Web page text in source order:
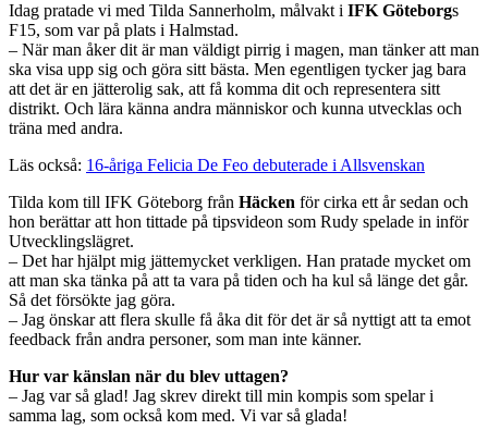
Idag pratade vi med Tilda Sannerholm, målvakt i IFK Göteborgs
F15, som var på plats i Halmstad.
– När man åker dit är man väldigt pirrig i magen, man tänker att man
ska visa upp sig och göra sitt bästa. Men egentligen tycker jag bara
att det är en jätterolig sak, att få komma dit och representera sitt
distrikt. Och lära känna andra människor och kunna utvecklas och
träna med andra.
Läs också: 16-åriga Felicia De Feo debuterade i Allsvenskan
Tilda kom till IFK Göteborg från Häcken för cirka ett år sedan och
hon berättar att hon tittade på tipsvideon som Rudy spelade in inför
Utvecklingslägret.
– Det har hjälpt mig jättemycket verkligen. Han pratade mycket om
att man ska tänka på att ta vara på tiden och ha kul så länge det går.
Så det försökte jag göra.
– Jag önskar att flera skulle få åka dit för det är så nyttigt att ta emot
feedback från andra personer, som man inte känner.
Hur var känslan när du blev uttagen?
– Jag var så glad! Jag skrev direkt till min kompis som spelar i
samma lag, som också kom med. Vi var så glada!